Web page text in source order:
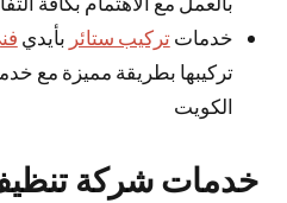
خدماتتركيب ستائر بأيدي
تركيبها بطريقة مميزة مع
الكويت
خدمات شركة